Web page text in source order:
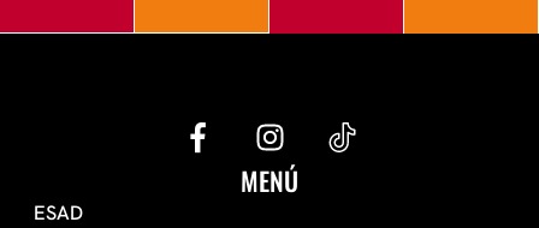
G
e
I
n
s
MENÚ
ESAD